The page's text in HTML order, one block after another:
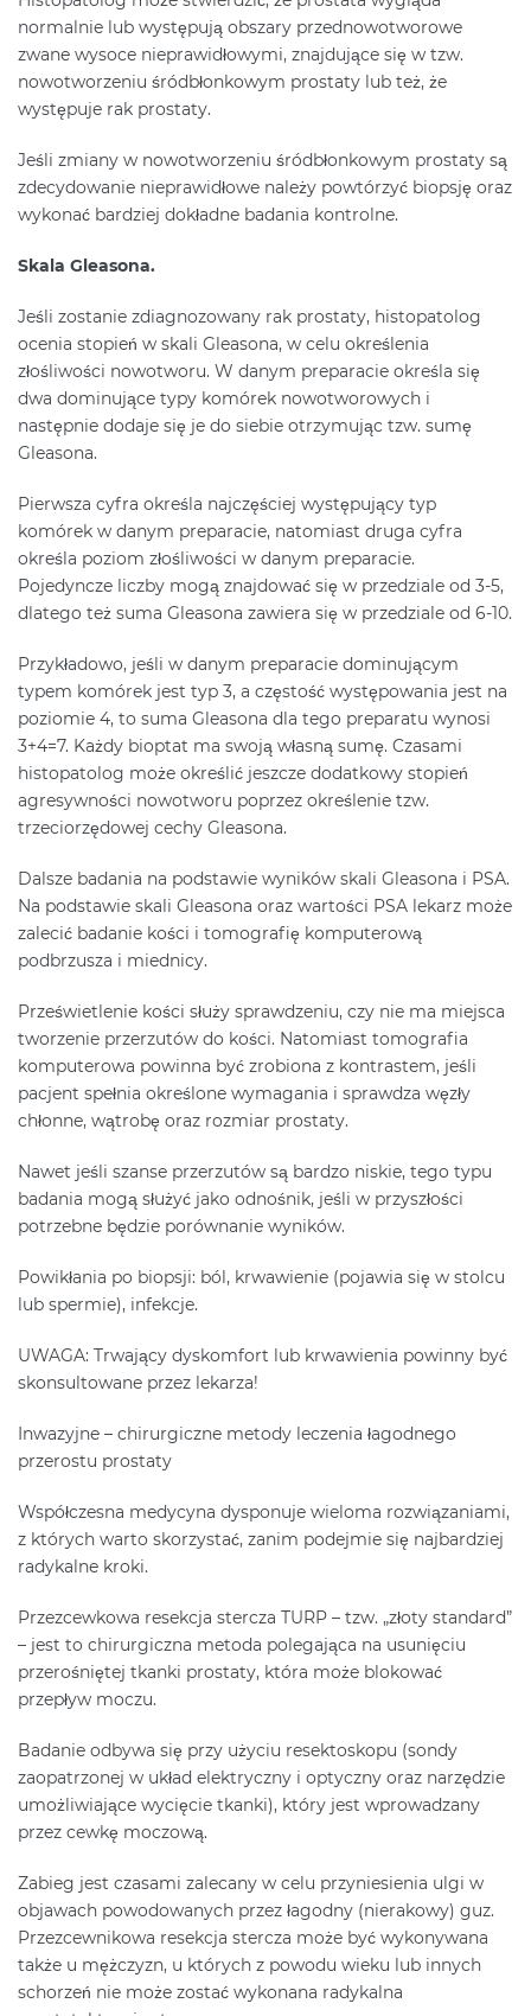
normalnie lub występują obszary przednowotworowe
zwane wysoce nieprawidłowymi, znajdujące się w tzw.
nowotworzeniu śródbłonkowym prostaty lub też, że
występuje rak prostaty.
Jeśli zmiany w nowotworzeniu śródbłonkowym prostaty są
zdecydowanie nieprawidłowe należy powtórzyć biopsję oraz
wykonać bardziej dokładne badania kontrolne.
Skala Gleasona.
Jeśli zostanie zdiagnozowany rak prostaty, histopatolog
ocenia stopień w skali Gleasona, w celu określenia
złośliwości nowotworu. W danym preparacie określa się
dwa dominujące typy komórek nowotworowych i
następnie dodaje się je do siebie otrzymując tzw. sumę
Gleasona.
Pierwsza cyfra określa najczęściej występujący typ
komórek w danym preparacie, natomiast druga cyfra
określa poziom złośliwości w danym preparacie.
Pojedyncze liczby mogą znajdować się w przedziale od 3-5,
dlatego też suma Gleasona zawiera się w przedziale od 6-10.
Przykładowo, jeśli w danym preparacie dominującym
typem komórek jest typ 3, a częstość występowania jest na
poziomie 4, to suma Gleasona dla tego preparatu wynosi
3+4=7. Każdy bioptat ma swoją własną sumę. Czasami
histopatolog może określić jeszcze dodatkowy stopień
agresywności nowotworu poprzez określenie tzw.
trzeciorzędowej cechy Gleasona.
Dalsze badania na podstawie wyników skali Gleasona i PSA.
Na podstawie skali Gleasona oraz wartości PSA lekarz może
zalecić badanie kości i tomografię komputerową
podbrzusza i miednicy.
Prześwietlenie kości służy sprawdzeniu, czy nie ma miejsca
tworzenie przerzutów do kości. Natomiast tomografia
komputerowa powinna być zrobiona z kontrastem, jeśli
pacjent spełnia określone wymagania i sprawdza węzły
chłonne, wątrobę oraz rozmiar prostaty.
Nawet jeśli szanse przerzutów są bardzo niskie, tego typu
badania mogą służyć jako odnośnik, jeśli w przyszłości
potrzebne będzie porównanie wyników.
Powikłania po biopsji: ból, krwawienie (pojawia się w stolcu
lub spermie), infekcje.
UWAGA: Trwający dyskomfort lub krwawienia powinny być
skonsultowane przez lekarza!
Inwazyjne – chirurgiczne metody leczenia łagodnego
przerostu prostaty
Współczesna medycyna dysponuje wieloma rozwiązaniami,
z których warto skorzystać, zanim podejmie się najbardziej
radykalne kroki.
Przezcewkowa resekcja stercza TURP – tzw. „złoty standard”
– jest to chirurgiczna metoda polegająca na usunięciu
przerośniętej tkanki prostaty, która może blokować
przepływ moczu.
Badanie odbywa się przy użyciu resektoskopu (sondy
zaopatrzonej w układ elektryczny i optyczny oraz narzędzie
umożliwiające wycięcie tkanki), który jest wprowadzany
przez cewkę moczową.
Zabieg jest czasami zalecany w celu przyniesienia ulgi w
objawach powodowanych przez łagodny (nierakowy) guz.
Przezcewnikowa resekcja stercza może być wykonywana
także u mężczyzn, u których z powodu wieku lub innych
schorzeń nie może zostać wykonana radykalna